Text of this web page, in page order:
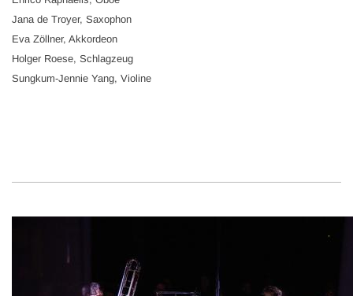
Jana de Troyer, Saxophon
Eva Zöllner, Akkordeon
Holger Roese, Schlagzeug
Sungkum-Jennie Yang, Violine